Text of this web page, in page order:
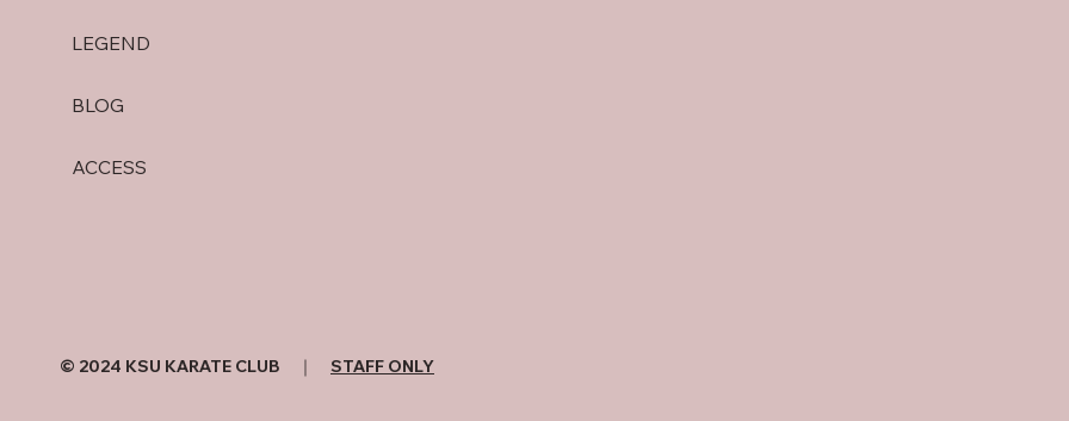
LEGEND
BLOG
ACCESS
© 2024 KSU KARATE CLUB ｜ STAFF ONLY